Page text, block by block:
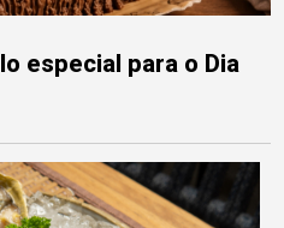
especial para o Dia